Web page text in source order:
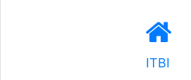
ITBI